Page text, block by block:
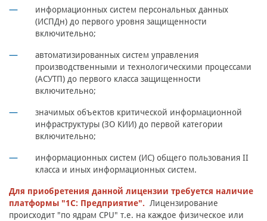
информационных систем персональных данных
(ИСПДн) до первого уровня защищенности
включительно;
автоматизированных систем управления
производственными и технологическими процессами
(АСУТП) до первого класса защищенности
включительно;
значимых объектов критической информационной
инфраструктуры (ЗО КИИ) до первой категории
включительно;
информационных систем (ИС) общего пользования II
класса и иных информационных систем.
Для приобретения данной лицензии требуется наличие
платформы "1С: Предприятие". Лицензирование
происходит "по ядрам CPU" т.е. на каждое физическое или